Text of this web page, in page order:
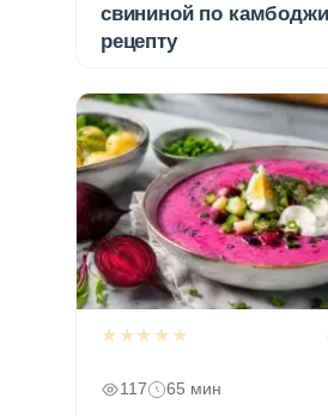
свининой по
рецепту
★★★★★
117 65 мин